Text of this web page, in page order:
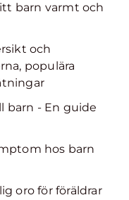
barn varmt och
och
populära
barn - En guide
hos barn
oro för föräldrar